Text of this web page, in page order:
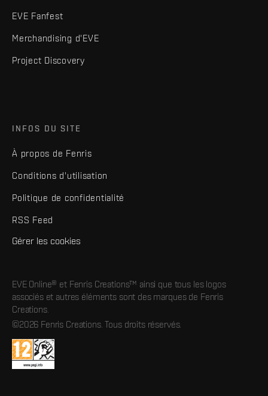
EVE Fanfest
Merchandising d'EVE
Project Discovery
INFOS DU SITE
À propos de Fenris
Conditions d'utilisation
Politique de confidentialité
RSS Feed
Gérer les cookies
EVE Online® et Fenris Creations™ ainsi que tous les logos
associés et autres éléments sont des marques de Fenris
Creations.
©2026 Fenris Creations. Tous droits réservés.